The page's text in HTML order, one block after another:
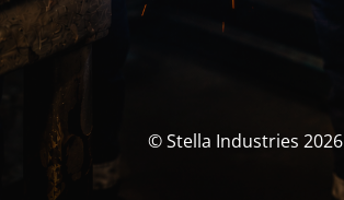
© Stella Industries 2026